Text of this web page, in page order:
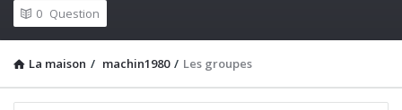
0 Question
La maison / machin1980 / Les groupes